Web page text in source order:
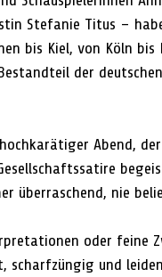
Stefanie Titus –
bis Kiel, von Köln
der
Abend,
überraschend, nie
oder feine
scharfzüngig und